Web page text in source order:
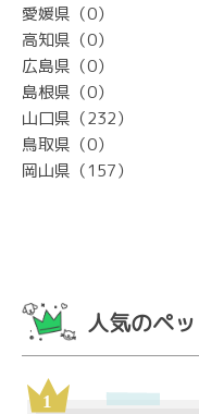
愛媛県（0）
高知県（0）
広島県（0）
島根県（0）
山口県（232）
鳥取県（0）
岡山県（157）
人気のペ